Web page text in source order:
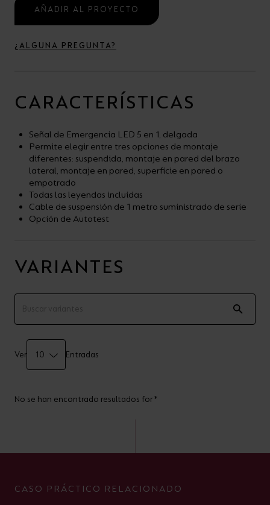
AÑADIR AL PROYECTO
¿ALGUNA PREGUNTA?
CARACTERÍSTICAS
Señal de Emergencia LED 5 en 1, delgada
Permite elegir entre tres opciones de montaje
diferentes: suspendida, montaje en pared del brazo
lateral, montaje en pared, superficie en pared o
empotrado
Todas las leyendas incluidas
Cable de suspensión de 1 metro suministrado de serie
Opción de Autotest
VARIANTES
Ver Entradas
No se han encontrado resultados for *
CASO PRÁCTICO RELACIONADO